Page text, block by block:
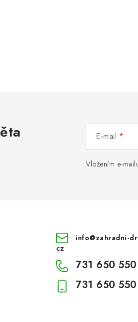
E-mail
Vložením e-
info@zahradni-
cz
731 650 550
731 650 550